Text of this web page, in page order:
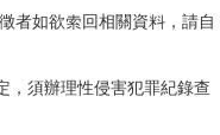
者如欲索回相關資料，請自
，須辦理性侵害犯罪紀錄查